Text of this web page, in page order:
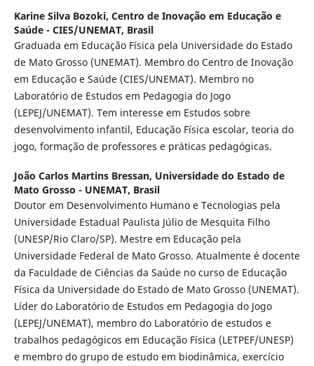
Karine Silva Bozoki, Centro de Inovação em Educação e
Saúde - CIES/UNEMAT, Brasil
Graduada em Educação Física pela Universidade do Estado
de Mato Grosso (UNEMAT). Membro do Centro de Inovação
em Educação e Saúde (CIES/UNEMAT). Membro no
Laboratório de Estudos em Pedagogia do Jogo
(LEPEJ/UNEMAT). Tem interesse em Estudos sobre
desenvolvimento infantil, Educação Física escolar, teoria do
jogo, formação de professores e práticas pedagógicas.
João Carlos Martins Bressan, Universidade do Estado de
Mato Grosso - UNEMAT, Brasil
Doutor em Desenvolvimento Humano e Tecnologias pela
Universidade Estadual Paulista Júlio de Mesquita Filho
(UNESP/Rio Claro/SP). Mestre em Educação pela
Universidade Federal de Mato Grosso. Atualmente é docente
da Faculdade de Ciências da Saúde no curso de Educação
Física da Universidade do Estado de Mato Grosso (UNEMAT).
Líder do Laboratório de Estudos em Pedagogia do Jogo
(LEPEJ/UNEMAT), membro do Laboratório de estudos e
trabalhos pedagógicos em Educação Física (LETPEF/UNESP)
e membro do grupo de estudo em biodinâmica, exercício